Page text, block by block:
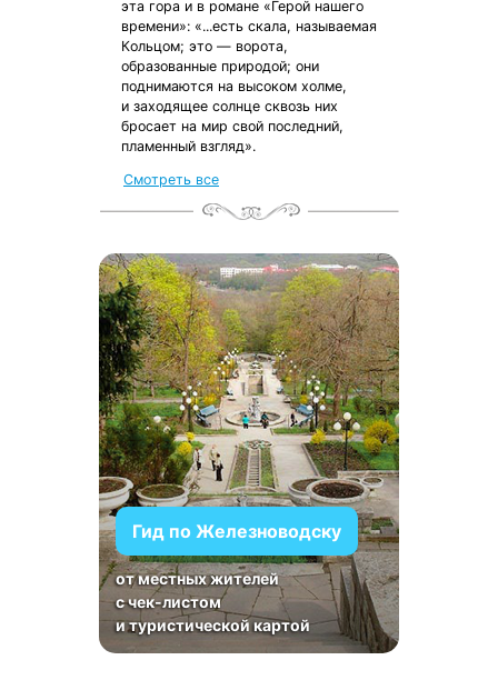
эта гора и в романе «Герой нашего
времени»: «...есть скала, называемая
Кольцом; это — ворота,
образованные природой; они
поднимаются на высоком холме,
и заходящее солнце сквозь них
бросает на мир свой последний,
пламенный взгляд».
Смотреть все
Гид по Железноводску
от местных жителей
с чек-листом
и туристической картой